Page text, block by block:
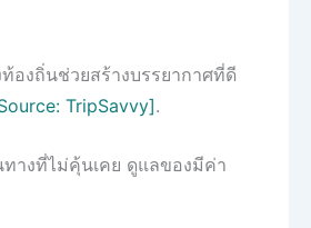
งถิ่นช่วยสร้างบรรยากาศที่ดี
TripSavvy].
างที่ไม่คุ้นเคย ดูแลของมีค่า